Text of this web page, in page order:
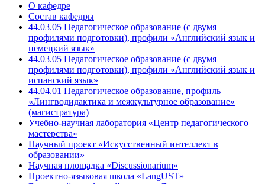
О кафедре
Состав кафедры
44.03.05 Педагогическое образование (с двумя
профилями подготовки), профили «Английский язык и
немецкий язык»
44.03.05 Педагогическое образование (с двумя
профилями подготовки), профили «Английский язык и
испанский язык»
44.04.01 Педагогическое образование, профиль
«Лингводидактика и межкультурное образование»
(магистратура)
Учебно-научная лаборатория «Центр педагогического
мастерства»
Научный проект «Искусственный интеллект в
образовании»
Научная площадка «Discussionarium»
Проектно-языковая школа «LangUST»